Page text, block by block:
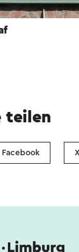
teilen
Facebook X